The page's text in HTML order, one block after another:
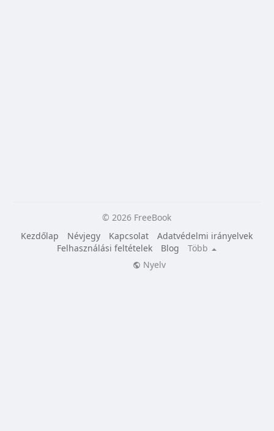
© 2026 FreeBook
Kezdőlap
Névjegy Kapcsolat
Adatvédelmi irányelvek
Felhasználási feltételek
Blog
Több
Nyelv